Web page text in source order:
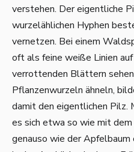
verstehen. Der eigentliche
wurzelählichen Hyphen
vernetzen. Bei einem
oft als feine weiße Linien
verrottenden Blättern
Pflanzenwurzeln ähneln,
damit den eigentlichen
es sich etwa so wie mit
genauso wie der